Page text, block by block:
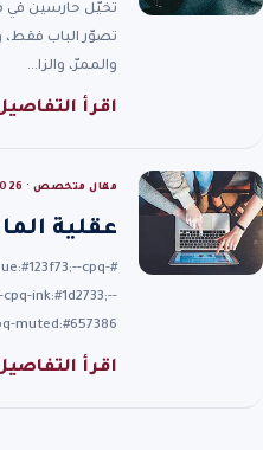
تخيّل حارسين في
تصوّر الباب فقط،
والممرّ، والزا…
اقرأ
مقال متخصص · 2026-07-01
عقلية
cpq-
ink:#1d2733;--
muted:#657386…
اقرأ